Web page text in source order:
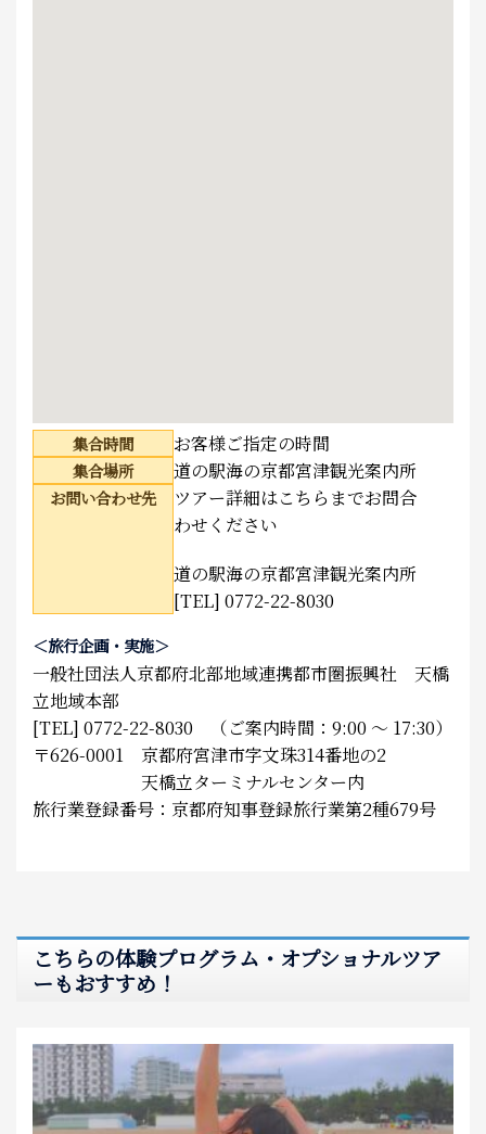
集合時間 お客様ご指定の時間
集合場所 道の駅海の京都宮津観光案内所
お問い合わせ先
ツアー詳細はこちらまでお問合
わせください
道の駅海の京都宮津観光案内所
[TEL] 0772-22-8030
＜旅行企画・実施＞
一般社団法人京都府北部地域連携都市圏振興社 天橋
立地域本部
[TEL] 0772-22-8030 （ご案内時間：9:00 ～ 17:30）
〒626-0001 京都府宮津市字文珠314番地の2
天橋立ターミナルセンター内
旅行業登録番号：京都府知事登録旅行業第2種679号
こちらの体験プログラム・オプショナルツア
ーもおすすめ！